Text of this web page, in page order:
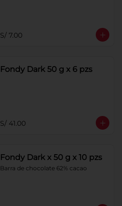
S/ 7.00
Fondy Dark 50 g x 6 pzs
S/ 41.00
Fondy Dark x 50 g x 10 pzs
Barra de chocolate 62% cacao